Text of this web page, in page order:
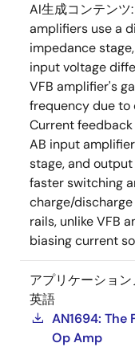
AI生成コンテンツ:
amplifiers use a
impedance
input voltage
VFB amplifier's
frequency due to
Current
AB input
stage, and
faster switching
charge/
rails, unlike VFB
biasing current
アプリケーション
英語
AN1694: The
Op Amp